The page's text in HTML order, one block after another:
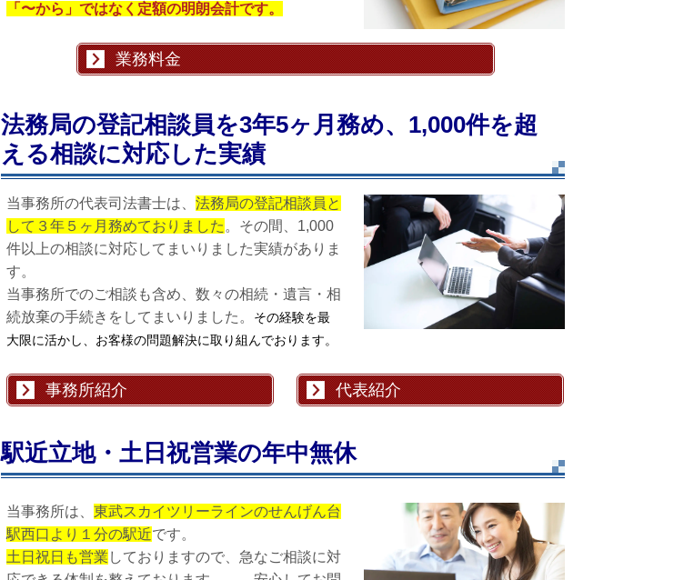
「〜から」ではなく定額の明朗会計です。
業務料金
法務局の登記相談員を3年5ヶ月務め、1,000件を超
える相談に対応した実績
当事務所の代表司法書士は、 法務局の登記相談員と
して３年５ヶ月務めておりました 。その間、1,000
件以上の相談に対応してまいりました実績がありま
す。
当事務所でのご相談も含め、数々の相続・遺言・相
続放棄の手続きをしてまいりました。 その経験を最
大限に活かし、お客様の問題解決に取り組んでおります。
事務所紹介 代表紹介
駅近立地・土日祝営業の年中無休
当事務所は、 東武スカイツリーラインのせんげん台
駅西口より１分の駅近です。
土日祝日も営業 しておりますので、急なご相談に対